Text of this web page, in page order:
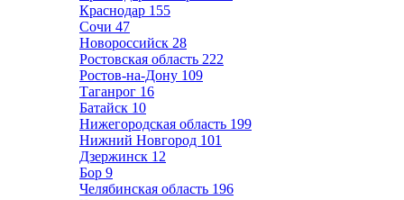
Краснодар 155
Сочи 47
Новороссийск 28
Ростовская область 222
Ростов-на-Дону 109
Таганрог 16
Батайск 10
Нижегородская область 199
Нижний Новгород 101
Дзержинск 12
Бор 9
Челябинская область 196